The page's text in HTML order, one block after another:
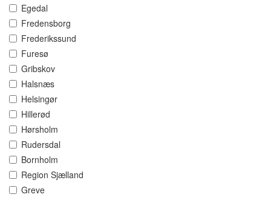
Egedal
Fredensborg
Frederikssund
Furesø
Gribskov
Halsnæs
Helsingør
Hillerød
Hørsholm
Rudersdal
Bornholm
Region Sjælland
Greve